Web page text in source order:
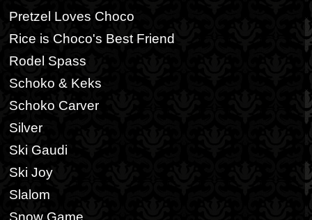
Pretzel Loves Choco
Rice is Choco's Best Friend
Rodel Spass
Schoko & Keks
Schoko Carver
Silver
Ski Gaudi
Ski Joy
Slalom
Snow Game